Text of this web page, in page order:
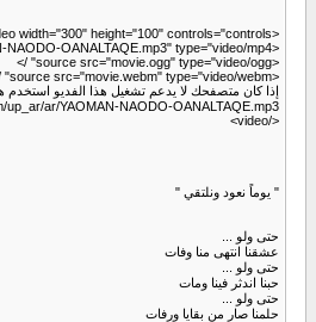
<video width="300" height="100" controls="controls">
<source src="https://qtrat.com/up_ar/ar/YAOMAN-NAODO-OANALTAQE.mp3" type="video/mp4" />
<source src="movie.ogg" type="video/ogg" />
<source src="movie.webm" type="video/webm" />
إذا كان متصفحك لا يدعم تشغيل هذا الفديو استخدم
up_ar/ar/YAOMAN-NAODO-OANALTAQE.mp3
</video>
" يوماً نعود ونلتقي "
حتى ولو ...
عشقنا انتهى منا وفات
حتى ولو ...
حبنا اندثر فينا ومات
حتى ولو ...
حلمنا صار من بقايا ورفات